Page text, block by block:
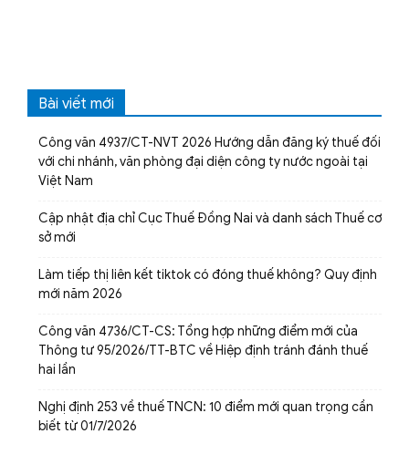
Bài viết mới
Công văn 4937/CT-NVT 2026 Hướng dẫn đăng ký thuế đối
với chi nhánh, văn phòng đại diện công ty nước ngoài tại
Việt Nam
Cập nhật địa chỉ Cục Thuế Đồng Nai và danh sách Thuế cơ
sở mới
Làm tiếp thị liên kết tiktok có đóng thuế không? Quy định
mới năm 2026
Công văn 4736/CT-CS: Tổng hợp những điểm mới của
Thông tư 95/2026/TT-BTC về Hiệp định tránh đánh thuế
hai lần
Nghị định 253 về thuế TNCN: 10 điểm mới quan trọng cần
biết từ 01/7/2026